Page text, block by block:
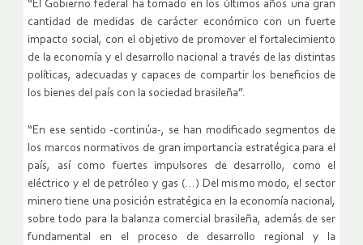
“El Gobierno federal ha tomado en los últimos años una gran
cantidad de medidas de carácter económico con un fuerte
impacto social, con el objetivo de promover el fortalecimiento
de la economía y el desarrollo nacional a través de las distintas
políticas, adecuadas y capaces de compartir los beneficios de
los bienes del país con la sociedad brasileña”.
“En ese sentido -continúa-, se han modificado segmentos de
los marcos normativos de gran importancia estratégica para el
país, así como fuertes impulsores de desarrollo, como el
eléctrico y el de petróleo y gas (…) Del mismo modo, el sector
minero tiene una posición estratégica en la economía nacional,
sobre todo para la balanza comercial brasileña, además de ser
fundamental en el proceso de desarrollo regional y la